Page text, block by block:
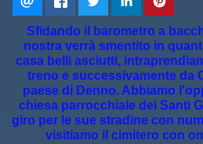
Sfidando il barometro a
nostra verrà smentito in
casa belli asciutti,
treno e successivamente da
paese di Denno. Abbiamo
chiesa parrocchiale dei Santi
giro per le sue stradine con
visitiamo il cimitero con